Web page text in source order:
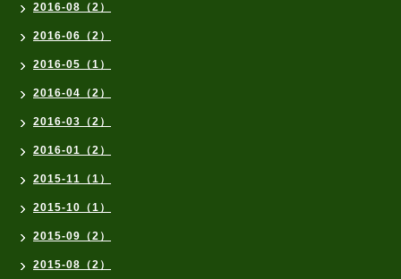
2016-08（2）
2016-06（2）
2016-05（1）
2016-04（2）
2016-03（2）
2016-01（2）
2015-11（1）
2015-10（1）
2015-09（2）
2015-08（2）